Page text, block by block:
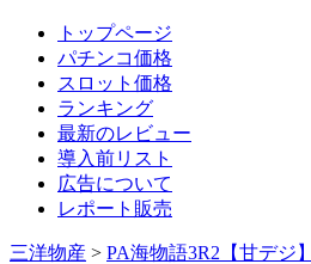
トップページ
パチンコ価格
スロット価格
ランキング
最新のレビュー
導入前リスト
広告について
レポート販売
三洋物産 > PA海物語3R2【甘デジ】